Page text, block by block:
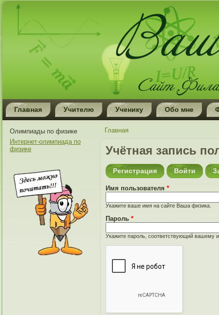
Главная Учителю Ученику Обо мне
Олимпиады по физике
Интернет-олимпиада по
физике
Вы здесь
Главная
Учётная запись
Регистрация Войти
Имя пользователя *
Укажите ваше имя на сайте Ваша физика.
Пароль *
Укажите пароль, соответствующий вашему